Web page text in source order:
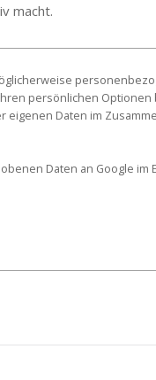
macht.
persönlichen Optionen
eigenen Daten im
Daten an Google im